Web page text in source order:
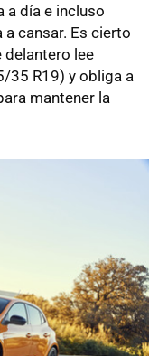
a día e incluso
cansar. Es cierto
delantero lee
35 R19) y obliga a
mantener la